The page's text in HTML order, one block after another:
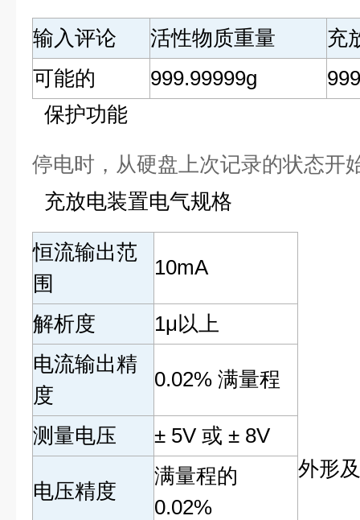
输入评论 活性物质重量
充
可能的
999.99999g
保护功能
停电时，从硬盘上次记录的状态开
充放电装置电气规格
恒流输出范
围
10mA
解析度
1μ以上
电流输出精
度
0.02% 满量程
测量电压 ± 5V 或 ± 8V
电压精度
满量程的
0.02%
外形